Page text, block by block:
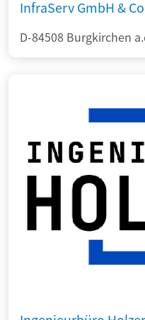
InfraServ GmbH &
D-84508 Burgkirchen